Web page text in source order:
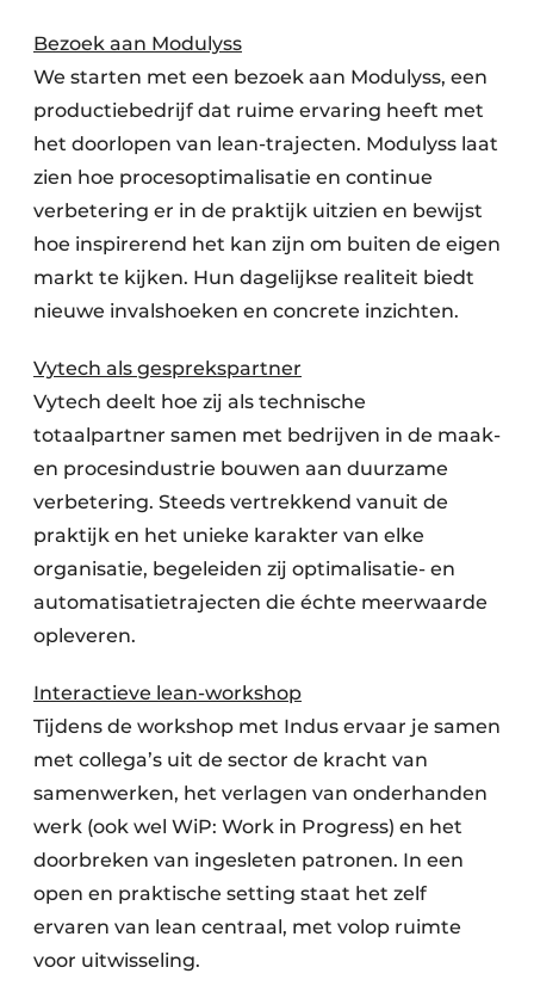
Bezoek aan Modulyss
We starten met een bezoek aan Modulyss, een
productiebedrijf dat ruime ervaring heeft met
het doorlopen van lean-trajecten. Modulyss laat
zien hoe procesoptimalisatie en continue
verbetering er in de praktijk uitzien en bewijst
hoe inspirerend het kan zijn om buiten de eigen
markt te kijken. Hun dagelijkse realiteit biedt
nieuwe invalshoeken en concrete inzichten.
Vytech als gesprekspartner
Vytech deelt hoe zij als technische
totaalpartner samen met bedrijven in de maak-
en procesindustrie bouwen aan duurzame
verbetering. Steeds vertrekkend vanuit de
praktijk en het unieke karakter van elke
organisatie, begeleiden zij optimalisatie- en
automatisatietrajecten die échte meerwaarde
opleveren.
Interactieve lean-workshop
Tijdens de workshop met Indus ervaar je samen
met collega’s uit de sector de kracht van
samenwerken, het verlagen van onderhanden
werk (ook wel WiP: Work in Progress) en het
doorbreken van ingesleten patronen. In een
open en praktische setting staat het zelf
ervaren van lean centraal, met volop ruimte
voor uitwisseling.